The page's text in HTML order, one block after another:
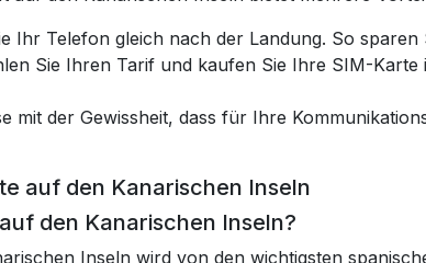
Ihr Telefon gleich nach der Landung. So
Sie Ihren Tarif und kaufen Sie Ihre SIM-
mit der Gewissheit, dass für Ihre
auf den Kanarischen Inseln
den Kanarischen Inseln?
Inseln wird von den wichtigsten